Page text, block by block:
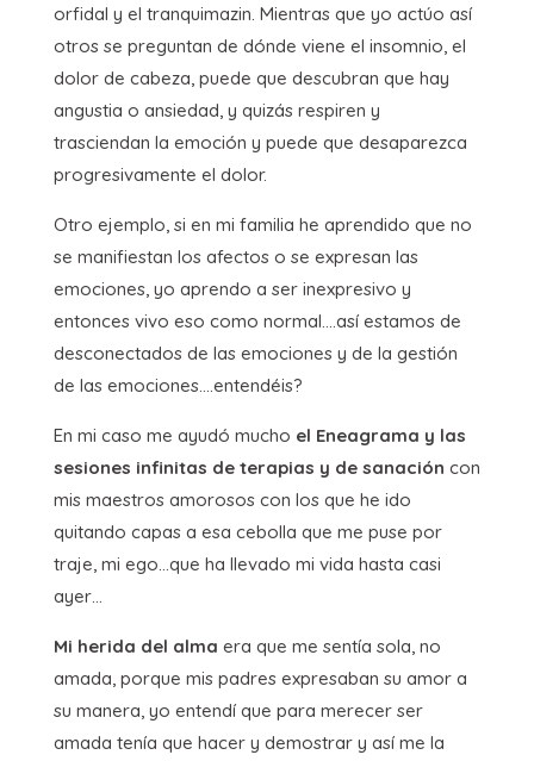
orfidal y el tranquimazin. Mientras que yo actúo así
otros se preguntan de dónde viene el insomnio, el
dolor de cabeza, puede que descubran que hay
angustia o ansiedad, y quizás respiren y
trasciendan la emoción y puede que desaparezca
progresivamente el dolor.
Otro ejemplo, si en mi familia he aprendido que no
se manifiestan los afectos o se expresan las
emociones, yo aprendo a ser inexpresivo y
entonces vivo eso como normal….así estamos de
desconectados de las emociones y de la gestión
de las emociones….entendéis?
En mi caso me ayudó mucho el Eneagrama y las
sesiones infinitas de terapias y de sanación con
mis maestros amorosos con los que he ido
quitando capas a esa cebolla que me puse por
traje, mi ego…que ha llevado mi vida hasta casi
ayer…
Mi herida del alma era que me sentía sola, no
amada, porque mis padres expresaban su amor a
su manera, yo entendí que para merecer ser
amada tenía que hacer y demostrar y así me la